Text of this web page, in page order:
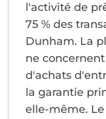
l'activité de
75 % des
Dunham. La
ne
d'achats
la garantie
elle-même.